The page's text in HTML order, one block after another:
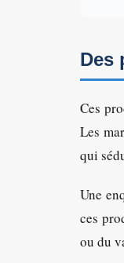
Des
Ces
Les
qui
Une
ces
ou du